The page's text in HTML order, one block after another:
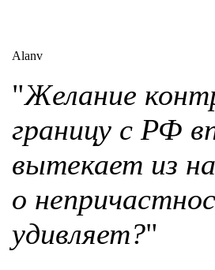
Alanv
"Желание
границу с РФ
вытекает из
о
удивляет?"